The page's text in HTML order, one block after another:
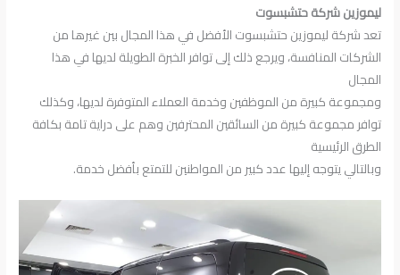
ليموزين شركة حتشبسوت
تعد شركة ليموزين حتشبسوت الأفضل في هذا المجال بين غيرها من
الشركات المنافسة، ويرجع ذلك إلى توافر الخبرة الطويلة لديها في هذا
المجال
ومجموعة كبيرة من الموظفين وخدمة العملاء المتوفرة لديها، وكذلك
توافر مجموعة كبيرة من السائقين المحترفين وهم على دراية تامة بكافة
الطرق الرئيسية
وبالتالي يتوجه إليها عدد كبير من المواطنين للتمتع بأفضل خدمة.